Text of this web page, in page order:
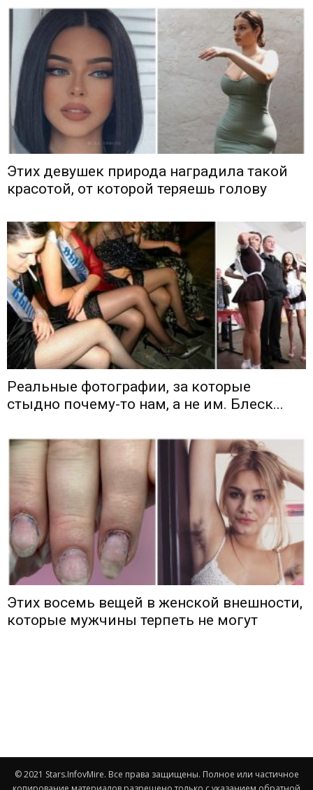
Этих девушек природа наградила такой
красотой, от которой теряешь голову
Реальные фотографии, за которые
стыдно почему-то нам, а не им. Блеск...
Этих восемь вещей в женской внешности,
которые мужчины терпеть не могут
© 2021 Stars.InfovMire. Все права защищены. Полное или частичное